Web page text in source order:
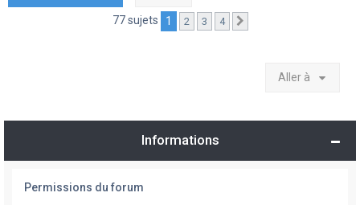
77 sujets 1 2 3 4
Aller à
Informations
Permissions du forum